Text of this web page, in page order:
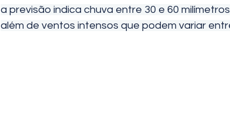
a previsão indica chuva entre 30 e 60
além de ventos intensos que podem variar